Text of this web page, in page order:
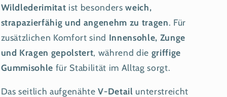
Wildlederimitat ist besondersweich,
strapazierfähig und angenehm zu tragen. Für
zusätzlichen Komfort sind Innensohle, Zunge
und Kragen gepolstert, während die griffige
Gummisohle für Stabilität im Alltag sorgt.
Das seitlich aufgenähteV-Detail unterstreicht